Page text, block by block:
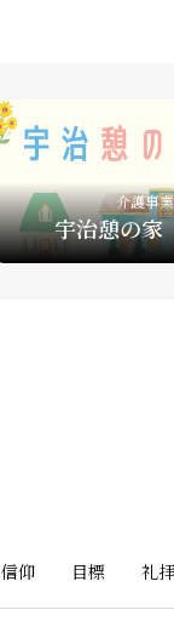
介護事
宇治憩の
信仰 目標 礼